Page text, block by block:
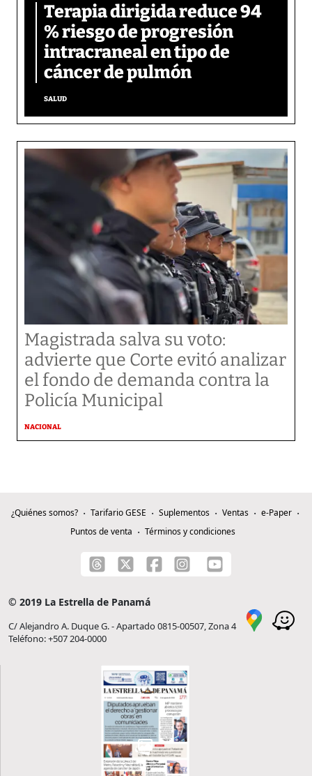
Terapia dirigida reduce 94
% riesgo de progresión
intracraneal en tipo de
cáncer de pulmón
SALUD
Magistrada salva su voto:
advierte que Corte evitó analizar
el fondo de demanda contra la
Policía Municipal
NACIONAL
¿Quiénes somos? Tarifario GESE Suplementos Ventas
e-Paper
Puntos de venta
Términos y condiciones
© 2019 La Estrella de Panamá
C/ Alejandro A. Duque G. - Apartado 0815-00507, Zona 4
Teléfono: +507 204-0000